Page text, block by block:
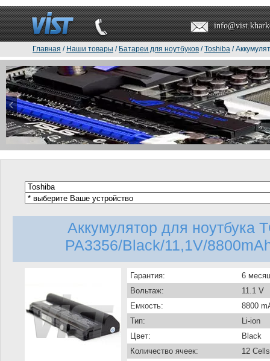
Главная / Наши товары / Батареи для ноутбуков /Toshiba /
Аккумулятор для ноутбука
PA3356/Black/11,1V/
Гарантия:
6
Вольтаж:
11.1 V
Емкость:
8800
Тип:
Li-ion
Цвет:
Black
Количество ячеек:
12 Cells